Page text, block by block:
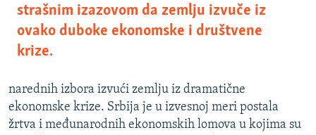
strašnim izazovom da zemlju izvuče iz
ovako duboke ekonomske i društvene
krize.
narednih izbora izvući zemlju iz dramatične
ekonomske krize. Srbija je u izvesnoj meri postala
žrtva i međunarodnih ekonomskih lomova u kojima su